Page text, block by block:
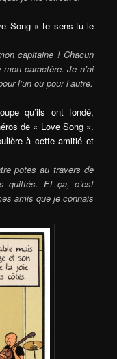
Song » te sens-tu le
capitaine ! Chacun
caractère. Je n’ai
l’un ou pour l’autre.
qu’ils ont fondé,
de « Love Song ».
à cette amitié et
potes au travers de
quittés. Et ça, c’est
amis que je connais